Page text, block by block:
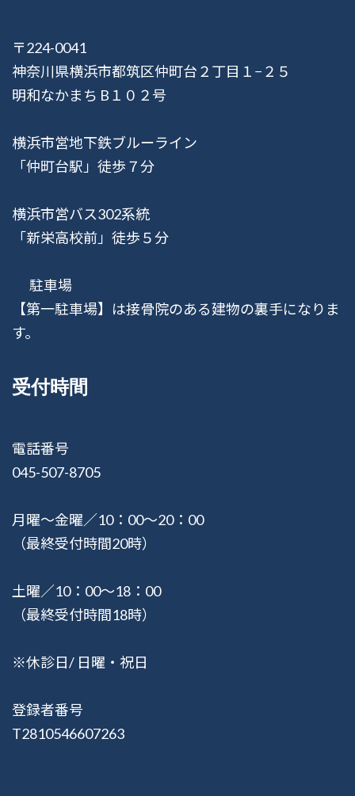
〒224-0041
神奈川県横浜市都筑区仲町台２丁目１−２５
明和なかまち B１０２号
横浜市営地下鉄ブルーライン
「仲町台駅」徒歩７分
横浜市営バス302系統
「新栄高校前」徒歩５分
駐車場
【第一駐車場】は接骨院のある建物の裏手になりま
す。
受付時間
電話番号
045-507-8705
月曜〜金曜／10：00〜20：00
（最終受付時間20時）
土曜／10：00〜18：00
（最終受付時間18時）
※休診日/ 日曜・祝日
登録者番号
T2810546607263